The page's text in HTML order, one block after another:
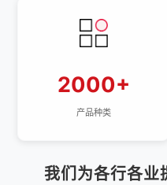
产品种类
2000+
我们为各行各业